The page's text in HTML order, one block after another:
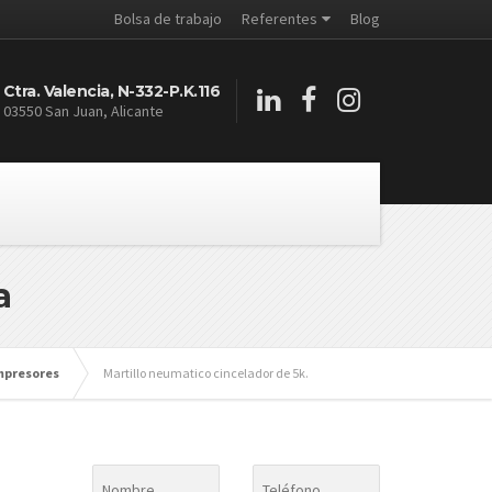
Bolsa de trabajo Referentes Blog
Ctra. Valencia, N-332-P.K.116
03550 San Juan, Alicante
Martillo neumatico cincelador de 5k.